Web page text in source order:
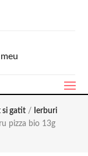
si gatit/
Ierburi
pizza bio 13g